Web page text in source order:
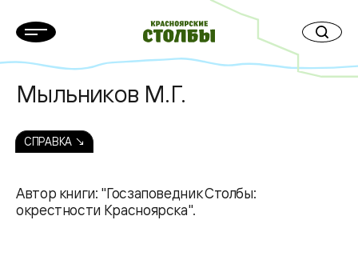
Мыльников М.Г.
СПРАВКА ↘
Автор книги: "Госзаповедник Столбы:
окрестности Красноярска".